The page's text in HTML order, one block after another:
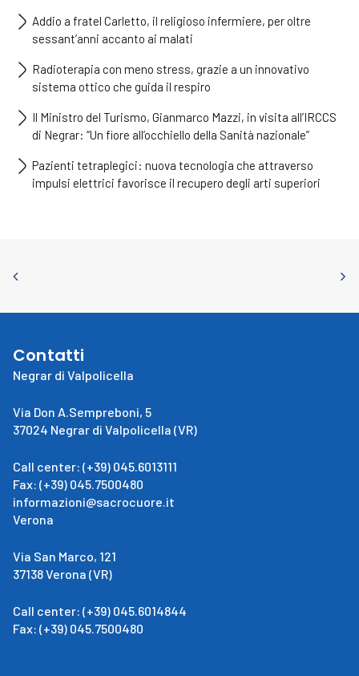
Addio a fratel Carletto, il religioso infermiere, per oltre
sessant’anni accanto ai malati
Radioterapia con meno stress, grazie a un innovativo
sistema ottico che guida il respiro
Il Ministro del Turismo, Gianmarco Mazzi, in visita all’IRCCS
di Negrar: “Un fiore all’occhiello della Sanità nazionale”
Pazienti tetraplegici: nuova tecnologia che attraverso
impulsi elettrici favorisce il recupero degli arti superiori
Contatti
Negrar di Valpolicella
Via Don A.Sempreboni, 5
37024 Negrar di Valpolicella (VR)
Call center: (+39) 045.6013111
Fax: (+39) 045.7500480
informazioni@sacrocuore.it
Verona
Via San Marco, 121
37138 Verona (VR)
Call center: (+39) 045.6014844
Fax: (+39) 045.7500480